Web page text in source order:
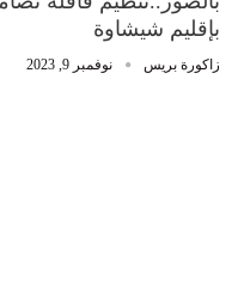
بإقليم شيشاوة
زاكورة بريس نوفمبر 9, 2023